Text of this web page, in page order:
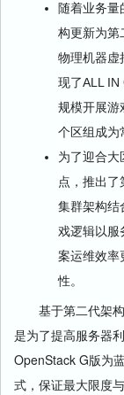
随着业务量
构更新为第
物理机器虚
现了ALL IN
规模开展游
个区组成为
为了迎合大
点，推出了
集群架构结
戏逻辑以服
案运维效率
性。
基于第二代架构
是为了提高服务器
OpenStack G版为
式，保证最大限度